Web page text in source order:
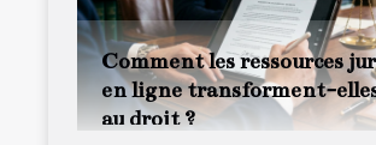
Comment les ressources
en ligne transforment-elles
au droit ?